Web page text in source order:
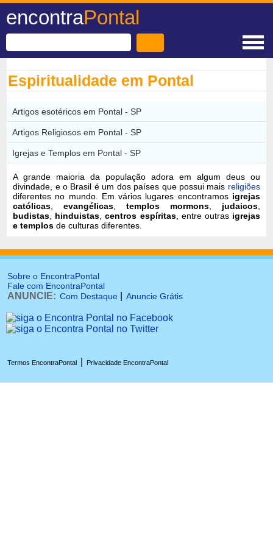
encontraPontal
Espiritualidade em Pontal
Artigos esotéricos em Pontal - SP
Artigos Religiosos em Pontal - SP
Igrejas e Templos em Pontal - SP
A grande maioria da população adora em algum deus ou
divindade, e o Brasil é um dos países que possui mais religiões
diferentes no mundo. Em vários lugares encontramos igrejas
católicas ,evangélicas ,templos mormons, judaicos,
budistas
hinduistas ,centros espíritas, entre outras igrejas
e templos de culturas diferentes.
Sobre o EncontraPontal
Fale com EncontraPontal
ANUNCIE: Com Destaque Anuncie Grátis
Termos EncontraPontal Privacidade EncontraPontal